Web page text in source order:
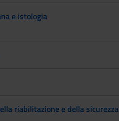
e istologia
riabilitazione e della sicurezza